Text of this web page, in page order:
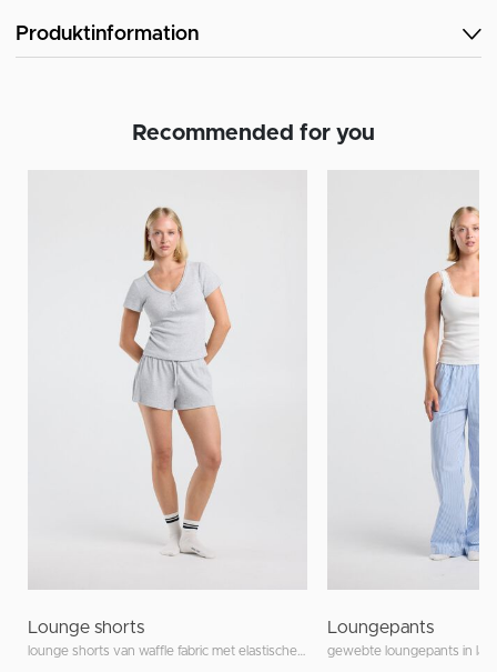
Produktinformation
Recommended for you
Lounge shorts
lounge shorts van waffle fabric met elastischem bund
Loungepants
gewebte loungepants in